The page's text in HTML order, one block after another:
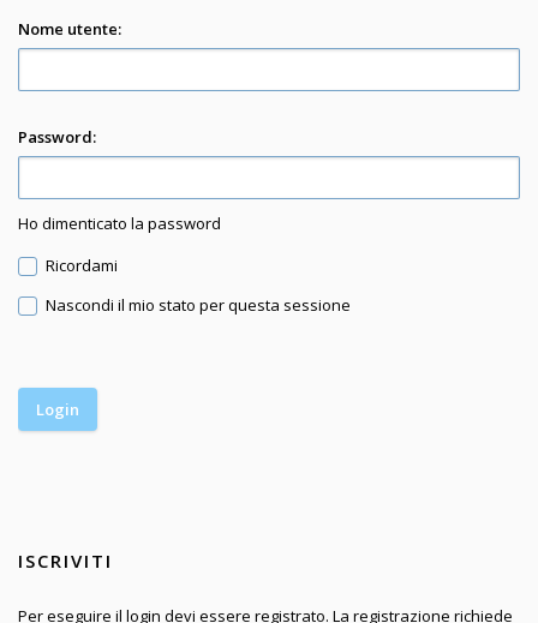
Nome utente:
Password:
Ho dimenticato la password
Ricordami
Nascondi il mio stato per questa sessione
ISCRIVITI
Per eseguire il login devi essere registrato. La registrazione richiede